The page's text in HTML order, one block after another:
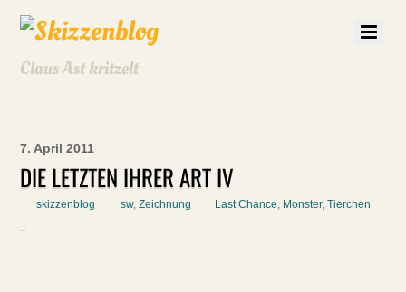
Claus Ast kritzelt
7. April 2011
DIE LETZTEN IHRER ART IV
skizzenblog sw,Zeichnung Last Chance, Monster,Tierchen